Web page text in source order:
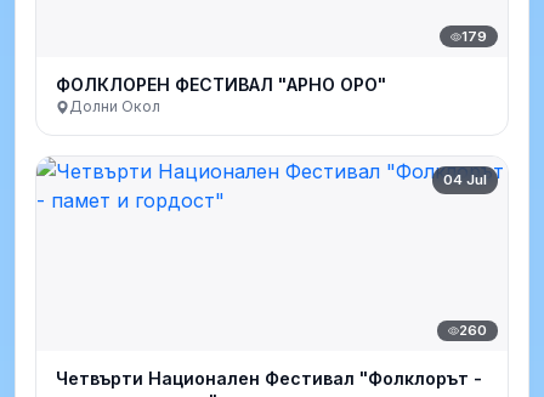
179
ФОЛКЛОРЕН ФЕСТИВАЛ "АРНО ОРО"
Долни Окол
04 Jul
260
Четвърти Национален Фестивал "Фолклорът -